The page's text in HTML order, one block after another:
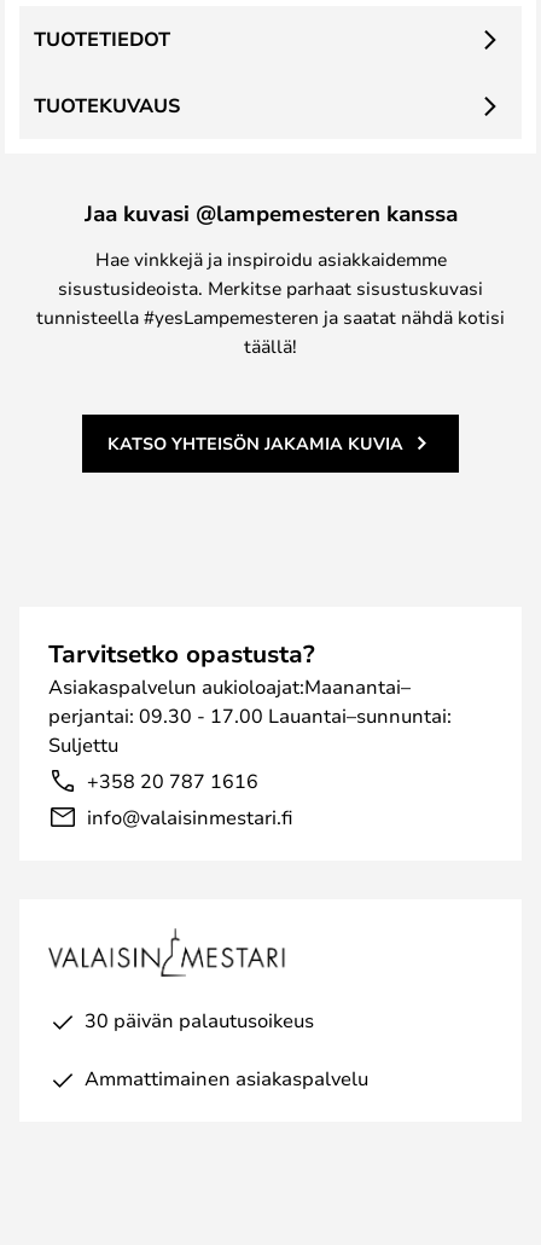
TUOTEKUVAUS
TUOTETIEDOT
Jaa kuvasi @lampemesteren kanssa
Hae vinkkejä ja inspiroidu asiakkaidemme
sisustusideoista. Merkitse parhaat sisustuskuvasi
tunnisteella #yesLampemesteren ja saatat nähdä kotisi
täällä!
KATSO YHTEISÖN JAKAMIA KUVIA
Tarvitsetko opastusta?
Asiakaspalvelun aukioloajat:Maanantai–
perjantai: 09.30 - 17.00 Lauantai–sunnuntai:
Suljettu
+358 20 787 1616
info@valaisinmestari.fi
30 päivän palautusoikeus
Ammattimainen asiakaspalvelu